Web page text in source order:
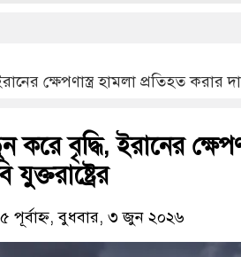
ক্ষেপণাস্ত্র হামলা প্রতিহত করার
বৃদ্ধি, ইরানের
পূর্বাহ্ন, বুধবার, ৩ জুন ২০২৬